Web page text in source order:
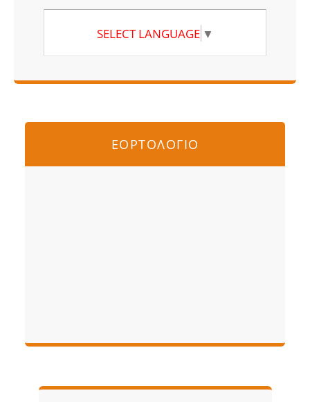
SELECT LANGUAGE ▼
ΕΟΡΤΟΛΟΓΙΟ